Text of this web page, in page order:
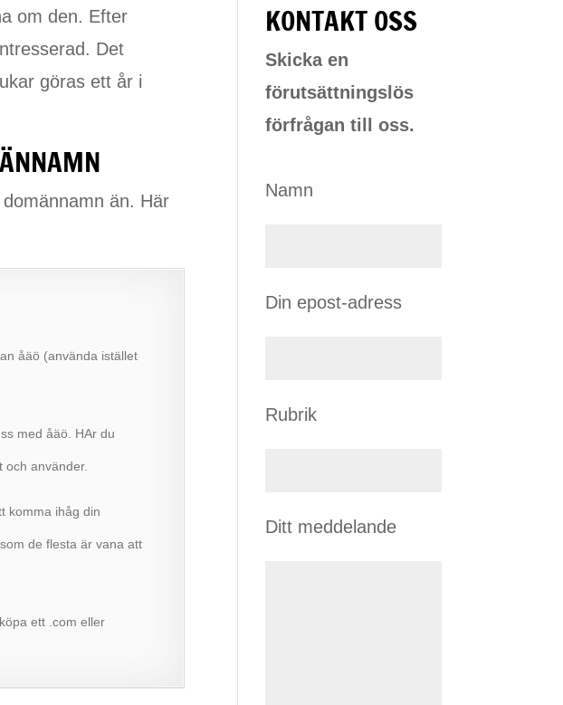
om den. Efter
Det
göras ett år i
än. Här
åäö (använda istället
med åäö. HAr du
använder.
komma ihåg din
de flesta är vana att
ett .com eller
KONTAKT OSS
Skicka en
förutsättningslös
förfrågan till oss.
Namn
Din epost-adress
Rubrik
Ditt meddelande